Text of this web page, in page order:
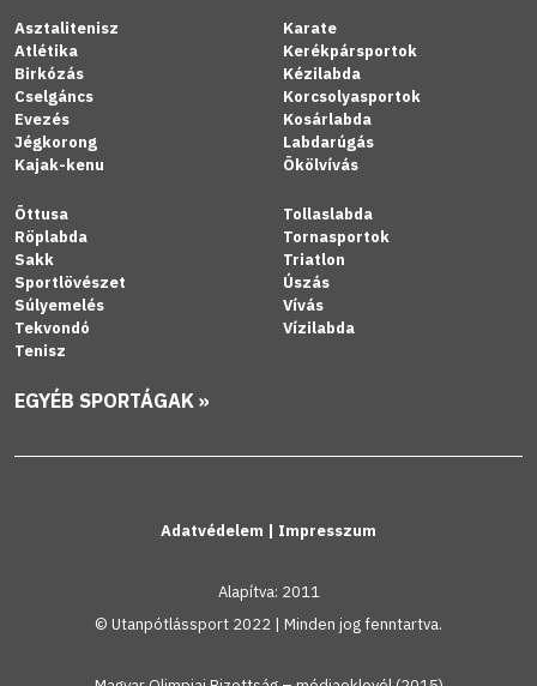
Asztalitenisz
Atlétika
Birkózás
Cselgáncs
Evezés
Jégkorong
Kajak-kenu
Karate
Kerékpársportok
Kézilabda
Korcsolyasportok
Kosárlabda
Labdarúgás
Ökölvívás
Öttusa
Röplabda
Sakk
Sportlövészet
Súlyemelés
Tekvondó
Tenisz
Tollaslabda
Tornasportok
Triatlon
Úszás
Vívás
Vízilabda
EGYÉB SPORTÁGAK »
Adatvédelem | Impresszum
Alapítva: 2011
© Utanpótlássport 2022 | Minden jog fenntartva.